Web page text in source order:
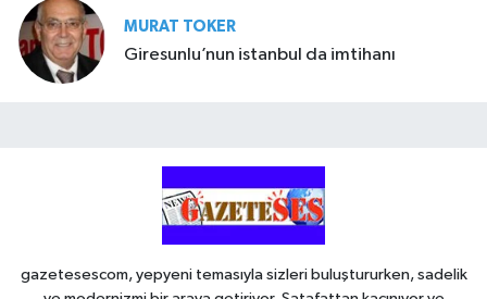
MURAT TOKER
Giresunlu’nun istanbul da imtihanı
gazetesescom, yepyeni temasıyla sizleri buluştururken, sadelik